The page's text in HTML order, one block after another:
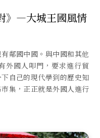
》—大城王國風情
鄰國中國。與中國和其他
外國人叩門，要求進行貿
自己的現代學到的歷史知
集，正正就是外國人進行